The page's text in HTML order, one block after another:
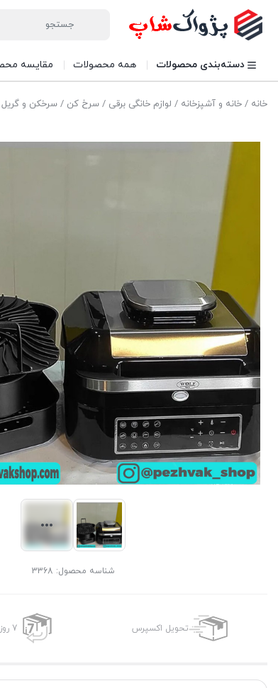
دسته‌بندی محصولات همه محصولات مقایسه
خانه / خانه و آشپزخانه / لوازم خانگی برقی / سرخ کن / سرخکن و گریل
شناسه محصول: 3368
تحویل اکسپرس 7 روز گارانتی بازگشت وجه